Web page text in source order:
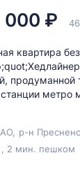
000 ₽
квартира
метро
р-н
2 мин. пешком